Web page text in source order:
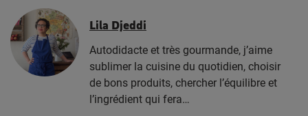
Lila Djeddi
Autodidacte et très gourmande, j’aime
sublimer la cuisine du quotidien, choisir
de bons produits, chercher l’équilibre et
l’ingrédient qui fera…